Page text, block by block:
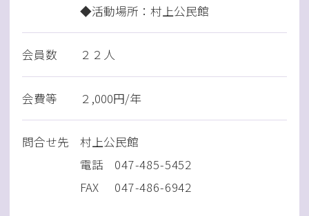
◆活動場所：村上公民館
会員数 ２２人
会費等 ２,000円/年
問合せ先
村上公民館
電話
047-485-5452
FAX
047-486-6942